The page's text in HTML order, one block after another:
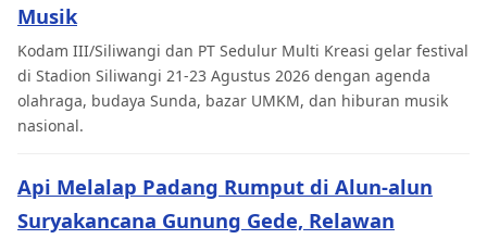
Musik
Kodam III/Siliwangi dan PT Sedulur Multi Kreasi gelar festival
di Stadion Siliwangi 21-23 Agustus 2026 dengan agenda
olahraga, budaya Sunda, bazar UMKM, dan hiburan musik
nasional.
Api Melalap Padang Rumput di Alun-alun
Suryakancana Gunung Gede, Relawan